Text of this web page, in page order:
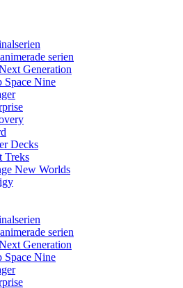
serien
Generation
Space Nine
Decks
Treks
New Worlds
serien
Generation
Space Nine